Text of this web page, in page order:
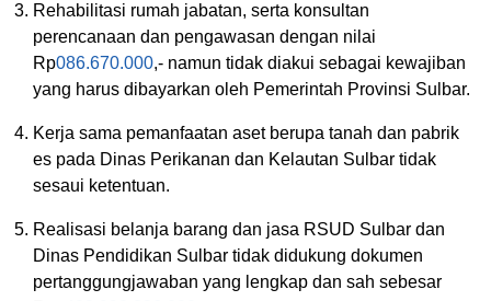
Rehabilitasi rumah jabatan, serta konsultan
perencanaan dan pengawasan dengan nilai
Rp086.670.000,- namun tidak diakui sebagai kewajiban
yang harus dibayarkan oleh Pemerintah Provinsi Sulbar.
Kerja sama pemanfaatan aset berupa tanah dan pabrik
es pada Dinas Perikanan dan Kelautan Sulbar tidak
sesaui ketentuan.
Realisasi belanja barang dan jasa RSUD Sulbar dan
Dinas Pendidikan Sulbar tidak didukung dokumen
pertanggungjawaban yang lengkap dan sah sebesar